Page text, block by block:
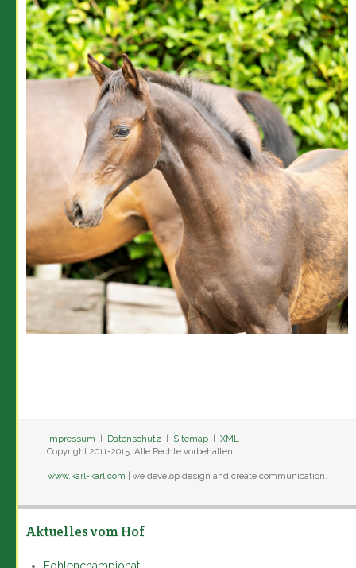
Impressum | Datenschutz | Sitemap | XML
Copyright 2011-2015. Alle Rechte vorbehalten.
www.karl-karl.com | we develop design and create communication.
Aktuelles vom Hof
Fohlenchampionat